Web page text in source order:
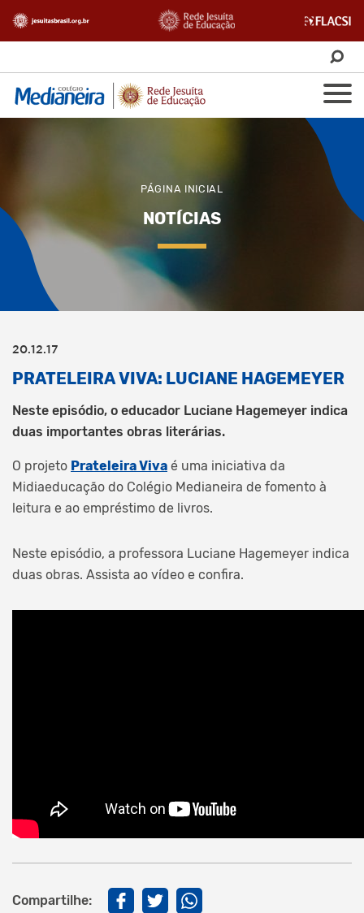
PÁGINA INICIAL
NOTÍCIAS
20.12.17
PRATELEIRA VIVA: LUCIANE HAGEMEYER
Neste episódio, o educador Luciane Hagemeyer indica
duas importantes obras literárias.
O projeto Prateleira Viva é uma iniciativa da
Midiaeducação do Colégio Medianeira de fomento à
leitura e ao empréstimo de livros.
Neste episódio, a professora Luciane Hagemeyer indica
duas obras. Assista ao vídeo e confira.
Compartilhe: